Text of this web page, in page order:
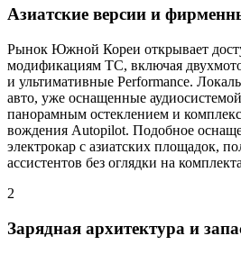
Азиатские версии и
Рынок Южной Кореи открывает
модификациям ТС, включая
и ультимативные Performance.
авто, уже оснащенные
панорамным остеклением и
вождения Autopilot. Подобное
электрокар с азиатских площадок,
ассистентов без оглядки на
2
Зарядная архитектура и